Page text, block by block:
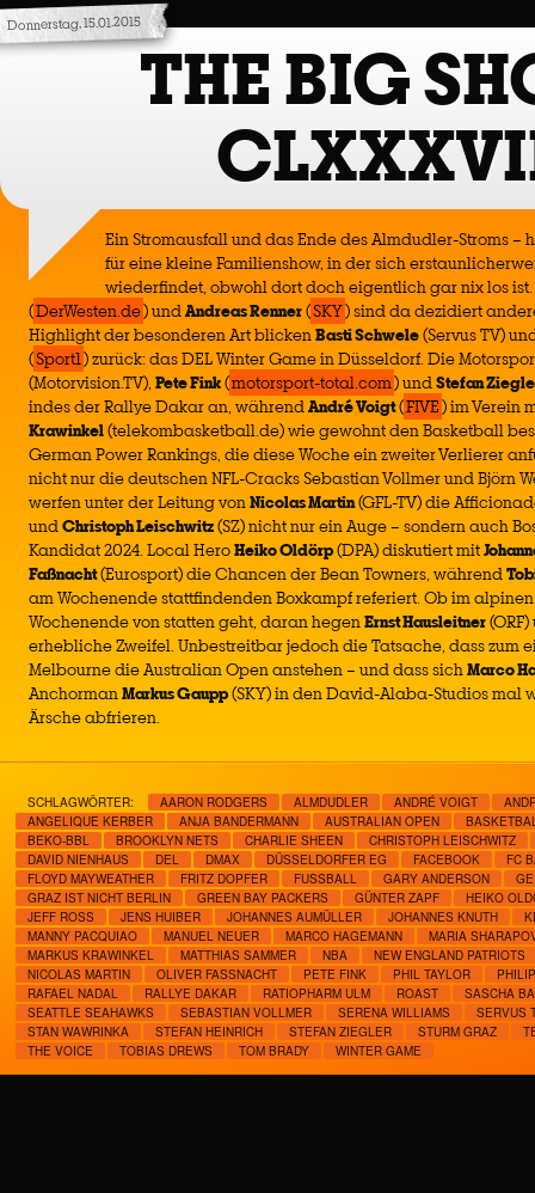
Donnerstag, 15.01.2015
THE BIG
Ein Stromausfall und das Ende des Almdudler-Stroms –
für eine kleine Familienshow, in der sich
wiederfindet, obwohl dort doch eigentlich gar nix los ist.
(DerWesten.de) undAndreas Renner(SKY) sind da dezidiert
Highlight der besonderen Art blickenBasti Schwele(Servus TV)
(Sport1) zurück: das DEL Winter Game in Düsseldorf. Die
(Motorvision.TV), Pete Fink(motorsport-total.com) undStefan
indes der Rallye Dakar an, währendAndré Voigt(FIVE) im Verein
Krawinkel(telekombasketball.de) wie gewohnt den Basketball
German Power Rankings, die diese Woche ein zweiter Verlierer
nicht nur die deutschen NFL-Cracks Sebastian Vollmer und Björn
werfen unter der Leitung vonNicolas Martin(GFL-TV) die
undChristoph Leischwitz(SZ) nicht nur ein Auge – sondern auch
Kandidat 2024. Local HeroHeiko Oldörp(DPA) diskutiert mit
Faßnacht(Eurosport) die Chancen der Bean Towners, während
am Wochenende stattfindenden Boxkampf referiert. Ob im
Wochenende von statten geht, daran hegenErnst Hausleitner
erhebliche Zweifel. Unbestreitbar jedoch die Tatsache, dass zum
Melbourne die Australian Open anstehen – und dass sichMarco
AnchormanMarkus Gaupp(SKY) in den David-Alaba-Studios mal
Ärsche abfrieren.
SCHLAGWÖRTER: AARON RODGERS ALMDUDLER ANDRÉ VOIGT
ANGELIQUE KERBER
ANJA BANDERMANN AUSTRALIAN OPEN
BEKO-BBL
BROOKLYN NETS CHARLIE SHEEN
CHRISTOPH LEISCHWITZ
DAVID NIENHAUS
DEL DMAX DÜSSELDORFER EG FACEBOOK
FC
FLOYD MAYWEATHER
FRITZ DOPFER FUSSBALL GARY ANDERSON
GRAZ IST NICHT BERLIN
GREEN BAY PACKERS GÜNTER ZAPF
HEIKO
JEFF ROSS
JENS HUIBER JOHANNES AUMÜLLER JOHANNES KNUTH
MANNY PACQUIAO
MANUEL NEUER MARCO HAGEMANN
MARIA
MARKUS KRAWINKEL
MATTHIAS SAMMER NBA
NEW ENGLAND PATRIOTS
NICOLAS MARTIN
OLIVER FASSNACHT PETE FINK PHIL TAYLOR
RAFAEL NADAL
RALLYE DAKAR RATIOPHARM ULM ROAST
SASCHA
SEATTLE SEAHAWKS
SEBASTIAN VOLLMER SERENA WILLIAMS
SERVUS
STAN WAWRINKA
STEFAN HEINRICH STEFAN ZIEGLER STURM GRAZ
THE VOICE
TOBIAS DREWS TOM BRADY WINTER GAME